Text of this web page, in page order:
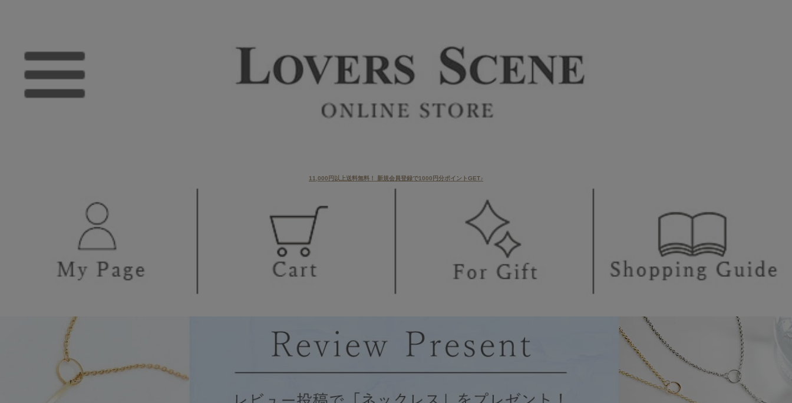
11,000円以上送料無料！ 新規会員登録で1000円分ポイントGET♪